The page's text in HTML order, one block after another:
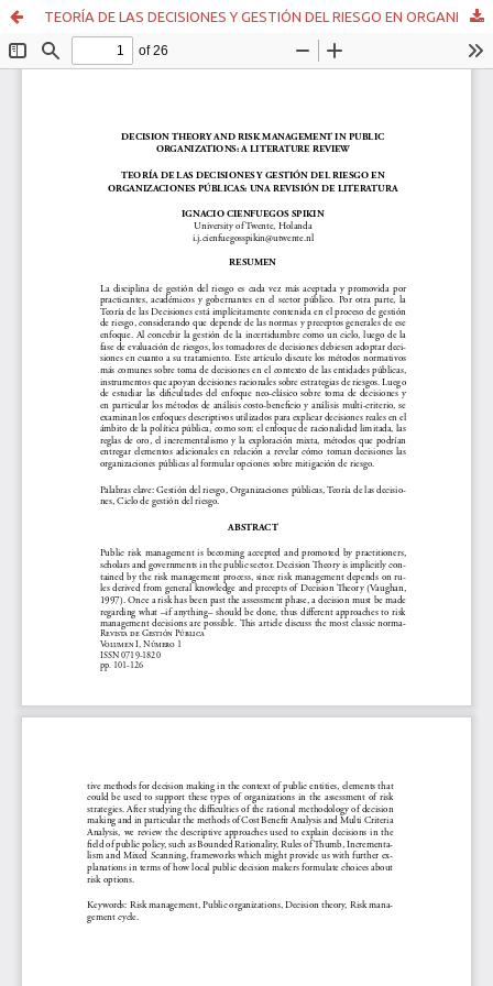
TEORÍA DE LAS DECISIONES Y GESTIÓN DEL RIESGO EN ORGANIZACIONES PÚBLICAS: UNA REVISIÓN DE LITERATURA